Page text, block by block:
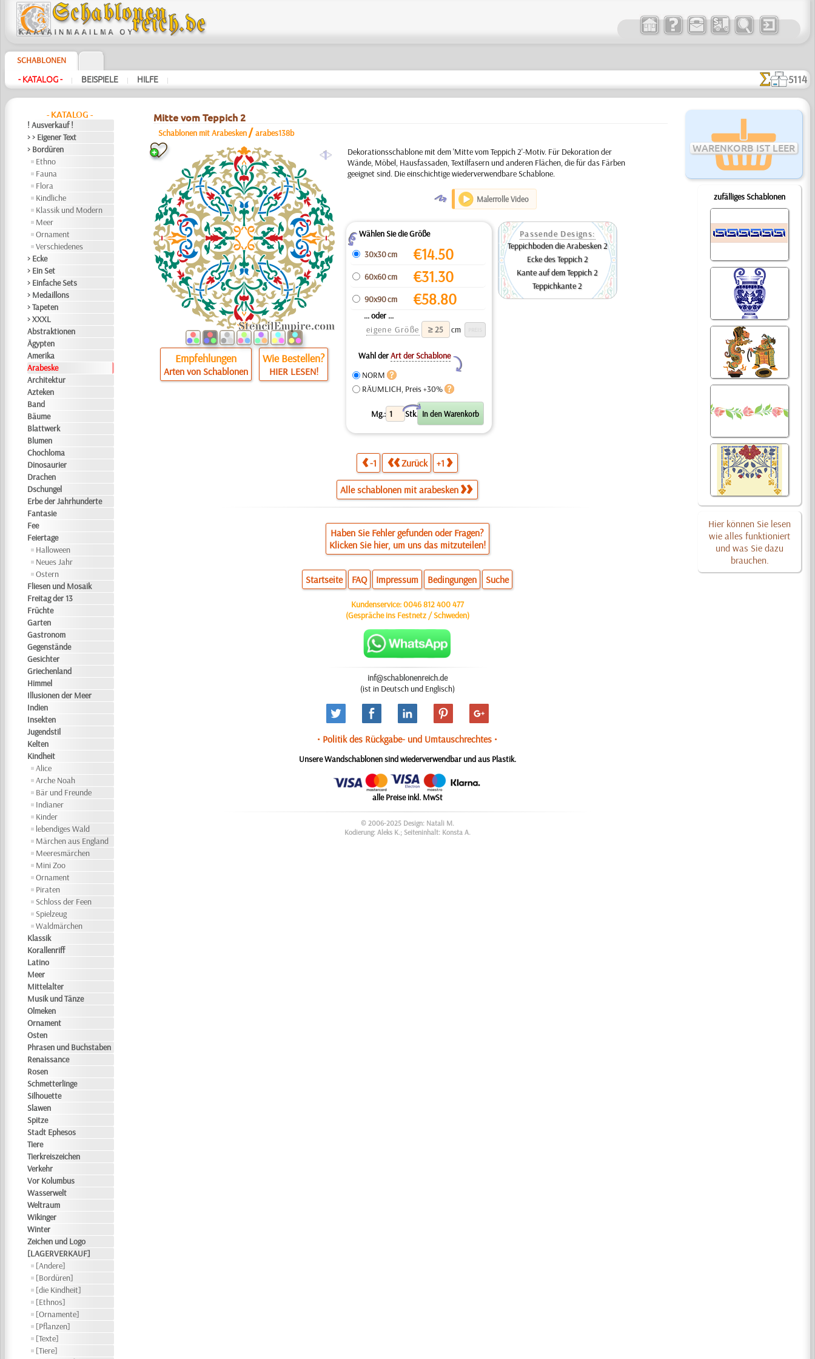
SCHABLONEN
- KATALOG - | BEISPIELE | HILFE | 5114
- KATALOG -
! Ausverkauf !
> > Eigener Text
> Bordüren
Ethno
Fauna
Flora
Kindliche
Klassik und Modern
Meer
Ornament
Verschiedenes
> Ecke
> Ein Set
> Einfache Sets
> Medaillons
> Tapeten
> XXXL
Abstraktionen
Ägypten
Amerika
Arabeske
Architektur
Azteken
Band
Bäume
Blattwerk
Blumen
Chochloma
Dinosaurier
Drachen
Dschungel
Erbe der Jahrhunderte
Fantasie
Fee
Feiertage
Halloween
Neues Jahr
Ostern
Fliesen und Mosaik
Freitag der 13
Früchte
Garten
Gastronom
Gegenstände
Gesichter
Griechenland
Himmel
Illusionen der Meer
Indien
Insekten
Jugendstil
Kelten
Kindheit
Alice
Arche Noah
Bär und Freunde
Indianer
Kinder
lebendiges Wald
Märchen aus England
Meeresmärchen
Mini Zoo
Ornament
Piraten
Schloss der Feen
Spielzeug
Waldmärchen
Klassik
Korallenriff
Latino
Meer
Mittelalter
Musik und Tänze
Olmeken
Ornament
Osten
Phrasen und Buchstaben
Renaissance
Rosen
Schmetterlinge
Silhouette
Slawen
Spitze
Stadt Ephesos
Tiere
Tierkreiszeichen
Verkehr
Vor Kolumbus
Wasserwelt
Weltraum
Wikinger
Winter
Zeichen und Logo
[LAGERVERKAUF]
[Andere]
[Bordüren]
[die Kindheit]
[Ethnos]
[Ornamente]
[Pflanzen]
[Texte]
[Tiere]
WARENKORB IST LEER
zufälliges Schablonen
Hier können Sie lesen
wie alles funktioniert
und was Sie dazu
brauchen.
Mitte vom Teppich 2
Schablonen mit Arabesken /arabes138b
a
Empfehlungen
Arten von Schablonen
Wie Bestellen?
HIER LESEN!
Dekorationsschablone mit dem 'Mitte vom Teppich 2'-Motiv. Für Dekoration der
Wände, Möbel, Hausfassaden, Textilfasern und anderen Flächen, die für das Färben
geeignet sind. Die einschichtige wiederverwendbare Schablone.
O Malerrolle Video
ZWählen Sie die Größe
30x30 cm
€14.50
60x60 cm €31.30
90x90 cm €58.80
... oder ...
eigene Größe
cm
Wahl derArt der Schablone
Y
NORM
RÄUMLICH, Preis +30%
Mg.: Stk.
X
Passende Designs:
Teppichboden die Arabesken 2
Ecke des Teppich 2
Kante auf dem Teppich 2
Teppichkante 2
-1 Zurück +1
Alle schablonen mit arabesken
Haben Sie Fehler gefunden oder Fragen?
Klicken Sie hier, um uns das mitzuteilen!
Startseite FAQ Impressum Bedingungen Suche
Kundenservice:0046 812 400 477
(Gespräche ins Festnetz / Schweden)
inf@schablonenreich.de
(ist in Deutsch und Englisch)
• Politik des Rückgabe- und Umtauschrechtes •
Unsere Wandschablonen sind wiederverwendbar und aus Plastik.
alle Preise inkl. MwSt
© 2006-2025 Design: Natali M.
Kodierung: Aleks K.; Seiteninhalt: Konsta A.